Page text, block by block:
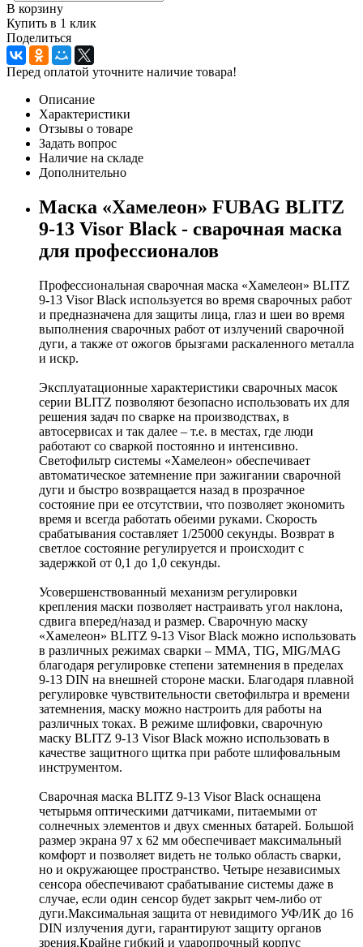
В корзину
Купить в 1 клик
Поделиться
Перед оплатой уточните наличие товара!
Описание
Характеристики
Отзывы о товаре
Задать вопрос
Наличие на складе
Дополнительно
Маска «Хамелеон» FUBAG BLITZ
9-13 Visor Black - сварочная маска
для профессионалов
Профессиональная сварочная маска «Хамелеон» BLITZ
9-13 Visor Black используется во время сварочных работ
и предназначена для защиты лица, глаз и шеи во время
выполнения сварочных работ от излучений сварочной
дуги, а также от ожогов брызгами раскаленного металла
и искр.
Эксплуатационные характеристики сварочных масок
серии BLITZ позволяют безопасно использовать их для
решения задач по сварке на производствах, в
автосервисах и так далее – т.е. в местах, где люди
работают со сваркой постоянно и интенсивно.
Светофильтр системы «Хамелеон» обеспечивает
автоматическое затемнение при зажигании сварочной
дуги и быстро возвращается назад в прозрачное
состояние при ее отсутствии, что позволяет экономить
время и всегда работать обеими руками. Скорость
срабатывания составляет 1/25000 секунды. Возврат в
светлое состояние регулируется и происходит с
задержкой от 0,1 до 1,0 секунды.
Усовершенствованный механизм регулировки
крепления маски позволяет настраивать угол наклона,
сдвига вперед/назад и размер. Сварочную маску
«Хамелеон» BLITZ 9-13 Visor Black можно использовать
в различных режимах сварки – MMA, TIG, MIG/MAG
благодаря регулировке степени затемнения в пределах
9-13 DIN на внешней стороне маски. Благодаря плавной
регулировке чувствительности светофильтра и времени
затемнения, маску можно настроить для работы на
различных токах. В режиме шлифовки, сварочную
маску BLITZ 9-13 Visor Black можно использовать в
качестве защитного щитка при работе шлифовальным
инструментом.
Сварочная маска BLITZ 9-13 Visor Black оснащена
четырьмя оптическими датчиками, питаемыми от
солнечных элементов и двух сменных батарей. Большой
размер экрана 97 х 62 мм обеспечивает максимальный
комфорт и позволяет видеть не только область сварки,
но и окружающее пространство. Четыре независимых
сенсора обеспечивают срабатывание системы даже в
случае, если один сенсор будет закрыт чем-либо от
дуги.Максимальная защита от невидимого УФ/ИК до 16
DIN излучения дуги, гарантируют защиту органов
зрения.Крайне гибкий и ударопрочный корпус